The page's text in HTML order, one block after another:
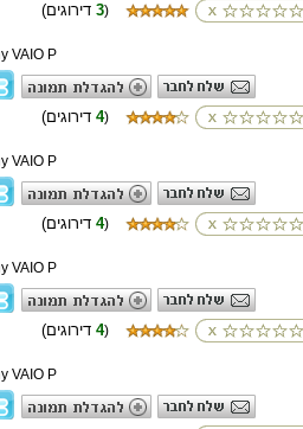
3)
4)
4)
4)